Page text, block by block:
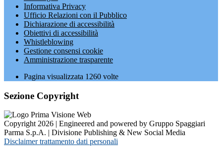
Informativa Privacy
Ufficio Relazioni con il Pubblico
Dichiarazione di accessibilità
Obiettivi di accessibilità
Whistleblowing
Gestione consensi cookie
Amministrazione trasparente
Pagina visualizzata 1260 volte
Sezione Copyright
Copyright 2026 | Engineered and powered by Gruppo Spaggiari
Parma S.p.A. | Divisione Publishing & New Social Media
Disclaimer trattamento dati personali